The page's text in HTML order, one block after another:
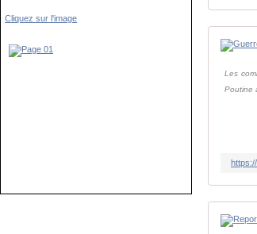
Cliquez sur l'image
Les
Poutine